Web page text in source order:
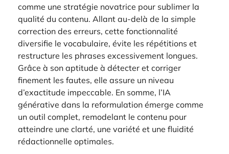
comme une stratégie novatrice pour sublimer la
qualité du contenu. Allant au-delà de la simple
correction des erreurs, cette fonctionnalité
diversifie le vocabulaire, évite les répétitions et
restructure les phrases excessivement longues.
Grâce à son aptitude à détecter et corriger
finement les fautes, elle assure un niveau
d’exactitude impeccable. En somme, l’IA
générative dans la reformulation émerge comme
un outil complet, remodelant le contenu pour
atteindre une clarté, une variété et une fluidité
rédactionnelle optimales.